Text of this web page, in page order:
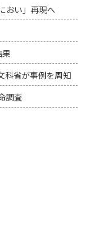
おい」再現へ
科省が事例を周知
調査